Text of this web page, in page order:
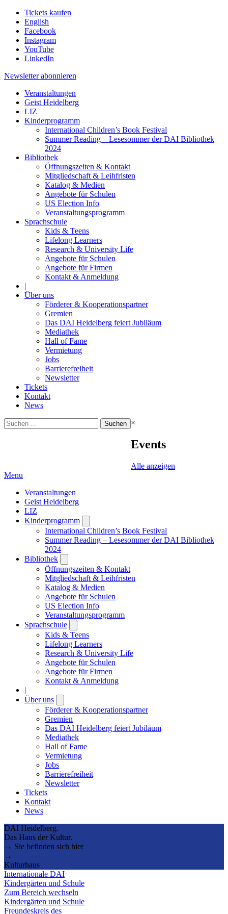
Tickets kaufen
English
Facebook
Instagram
YouTube
LinkedIn
Newsletter abonnieren
Veranstaltungen
Geist Heidelberg
LIZ
Kinderprogramm
International Children’s Book Festival
Summer Reading – Lesesommer der DAI Bibliothek
2024
Bibliothek
Öffnungszeiten & Kontakt
Mitgliedschaft & Leihfristen
Katalog & Medien
Angebote für Schulen
US Election Info
Veranstaltungsprogramm
Sprachschule
Kids & Teens
Lifelong Learners
Research & University Life
Angebote für Schulen
Angebote für Firmen
Kontakt & Anmeldung
|
Über uns
Förderer & Kooperationspartner
Gremien
Das DAI Heidelberg feiert Jubiläum
Mediathek
Hall of Fame
Vermietung
Jobs
Barrierefreiheit
Newsletter
Tickets
Kontakt
News
Suchen
nach:
×
Events
Alle anzeigen
Menu
Veranstaltungen
Geist Heidelberg
LIZ
Kinderprogramm
submenu
International Children’s Book Festival
Summer Reading – Lesesommer der DAI Bibliothek
2024
Bibliothek
submenu
Öffnungszeiten & Kontakt
Mitgliedschaft & Leihfristen
Katalog & Medien
Angebote für Schulen
US Election Info
Veranstaltungsprogramm
Sprachschule
submenu
Kids & Teens
Lifelong Learners
Research & University Life
Angebote für Schulen
Angebote für Firmen
Kontakt & Anmeldung
|
Über uns
submenu
Förderer & Kooperationspartner
Gremien
Das DAI Heidelberg feiert Jubiläum
Mediathek
Hall of Fame
Vermietung
Jobs
Barrierefreiheit
Newsletter
Tickets
Kontakt
News
DAI Heidelberg.
Das Haus der Kultur.
→ Sie befinden sich hier
→
Kulturhaus
Internationale DAI
Kindergärten und Schule
Zum Bereich wechseln
Kindergärten und Schule
Freundeskreis des